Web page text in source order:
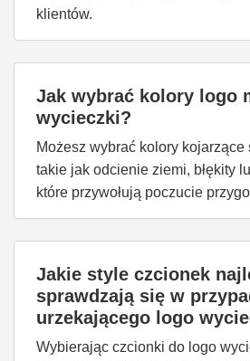
klientów.
Jak wybrać kolory logo
wycieczki?
Możesz wybrać kolory kojarzące
takie jak odcienie ziemi, błękity
które przywołują poczucie
Jakie style czcionek
sprawdzają się w
urzekającego logo
Wybierając czcionki do logo